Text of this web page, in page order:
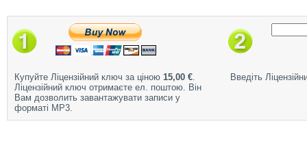
Купуйте Ліцензійний ключ за ціною 15,00 €.
Ліцензійний ключ отримаєте ел. поштою. Він
Вам дозволить завантажувати записи у
форматі MP3.
Введіть